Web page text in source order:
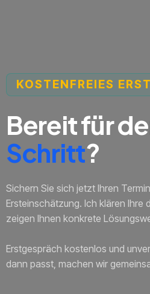
KOSTENFREIES
Bereit für
Schritt?
Sichern Sie sich jetzt Ihren
Ersteinschätzung. Ich klären Ihre
zeigen Ihnen konkrete
Erstgespräch kostenlos und
dann passt, machen wir